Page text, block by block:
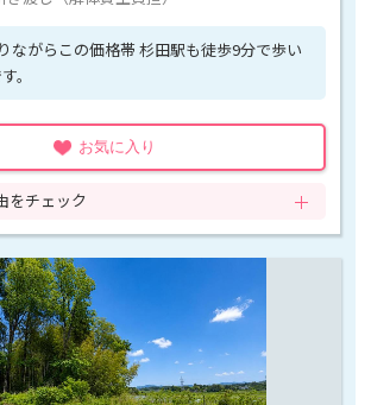
ながらこの価格帯 杉田駅も徒歩9分で歩い
。
お気に入り
をチェック